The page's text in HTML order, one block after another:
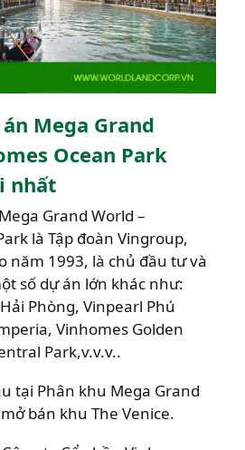
Mega Grand
Ocean Park
nhất
Grand World –
là Tập đoàn Vingroup,
năm 1993, là chủ đầu tư và
số dự án lớn khác như:
Phòng, Vinpearl Phú
Vinhomes Golden
Park,v.v.v..
tại Phân khu Mega Grand
bán khu The Venice.